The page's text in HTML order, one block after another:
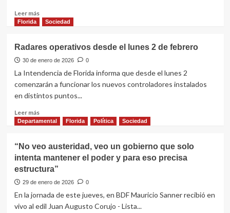
Leer másLeer
más
para
los
talleres
2026
CAEF
MAVEA
Florida Sociedad
Radares operativos desde el lunes 2 de febrero
30 de enero de 2026 0
La Intendencia de Florida informa que desde el lunes 2
comenzarán a funcionar los nuevos controladores instalados
en distintos puntos...
Leer másLeer
más
operativos
desde
el
lunes
de
febrero
Departamental Florida Política Sociedad
“No veo austeridad, veo un gobierno que solo
intenta mantener el poder y para eso precisa
estructura”
29 de enero de 2026 0
En la jornada de este jueves, en BDF Mauricio Sanner recibió en
vivo al edil Juan Augusto Corujo - Lista...